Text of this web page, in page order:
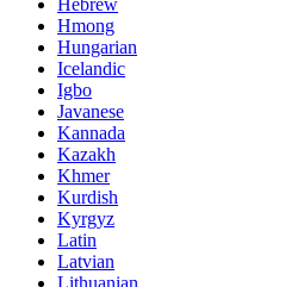
Hebrew
Hmong
Hungarian
Icelandic
Igbo
Javanese
Kannada
Kazakh
Khmer
Kurdish
Kyrgyz
Latin
Latvian